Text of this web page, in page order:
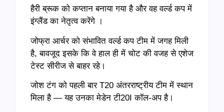
हैरी ब्रूक को कप्तान बनाया गया है और वह वर्ल्ड कप में
इंग्लैंड का नेतृत्व करेंगे ।
जोफ्रा आर्चर को संभावित वर्ल्ड कप टीम में जगह मिली
है, बावजूद इसके कि वे हाल ही में चोट की वजह से एशेज
टेस्ट सीरीज से बाहर रहे।
जोश टंग को पहली बार T20 अंतरराष्ट्रीय टीम में स्थान
मिला है — यह उनका मेडेन टी20I कॉल-अप है।